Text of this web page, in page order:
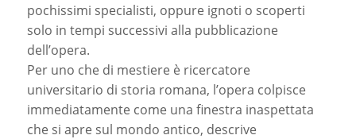
pochissimi specialisti, oppure ignoti o scoperti
solo in tempi successivi alla pubblicazione
dell’opera.
Per uno che di mestiere è ricercatore
universitario di storia romana, l’opera colpisce
immediatamente come una finestra inaspettata
che si apre sul mondo antico, descrive